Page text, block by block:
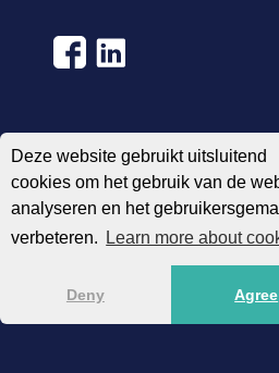
Deze website gebruikt uitsluitend
cookies om het gebruik van de
analyseren en het
verbeteren.
Learn more about
Deny Agree
Algemene voorwaarden Privacy
© 2004 – 2026 UNIGLOBE Travel
agencies independently owned and